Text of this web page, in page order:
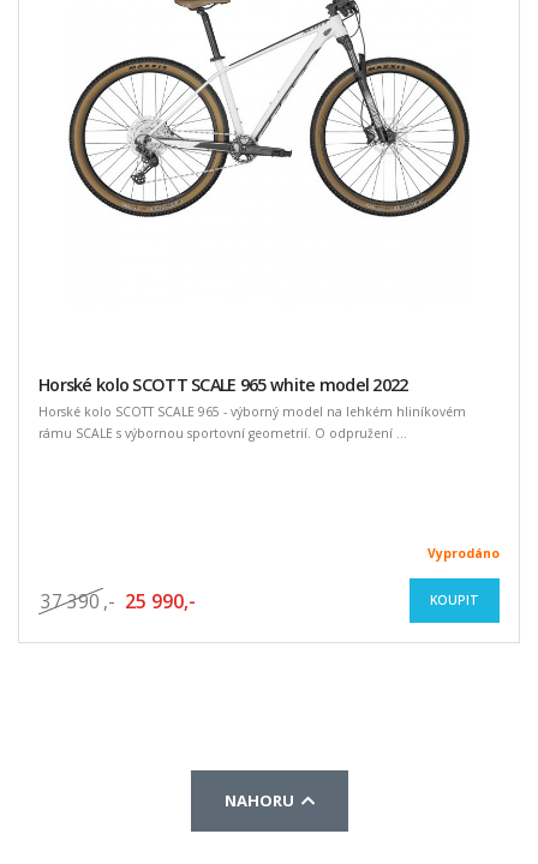
Horské kolo SCOTT SCALE 965 white model 2022
Horské kolo SCOTT SCALE 965 - výborný model na lehkém hliníkovém
rámu SCALE s výbornou sportovní geometrií. O odpružení ...
Vyprodáno
37 390 ,- 25 990,- KOUPIT
NAHORU